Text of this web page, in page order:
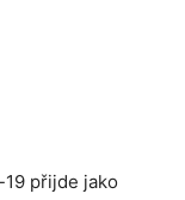
přijde jako